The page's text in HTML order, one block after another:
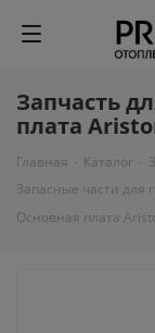
Запчасть
плата
Главная - Каталог -
Запасные части для
Основная плата